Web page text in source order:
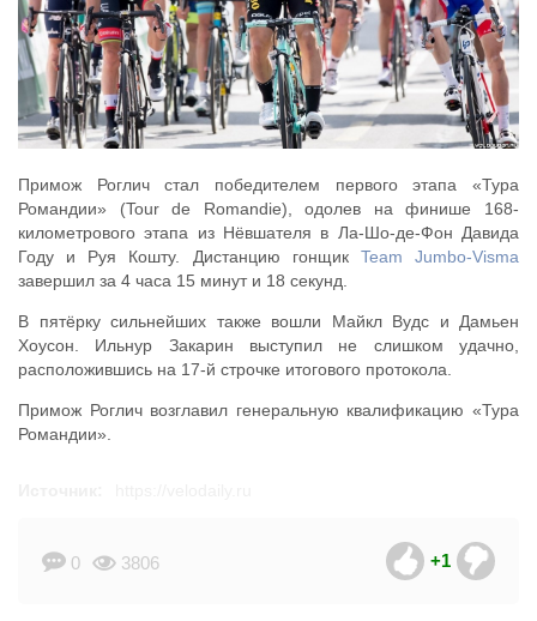
Примож Роглич стал победителем первого этапа «Тура
Романдии» (Tour de Romandie), одолев на финише 168-
километрового этапа из Нёвшателя в Ла-Шо-де-Фон Давида
Году и Руя Кошту. Дистанцию гонщик Team Jumbo-Visma
завершил за 4 часа 15 минут и 18 секунд.
В пятёрку сильнейших также вошли Майкл Вудс и Дамьен
Хоусон. Ильнур Закарин выступил не слишком удачно,
расположившись на 17-й строчке итогового протокола.
Примож Роглич возглавил генеральную квалификацию «Тура
Романдии».
0 3806 +1